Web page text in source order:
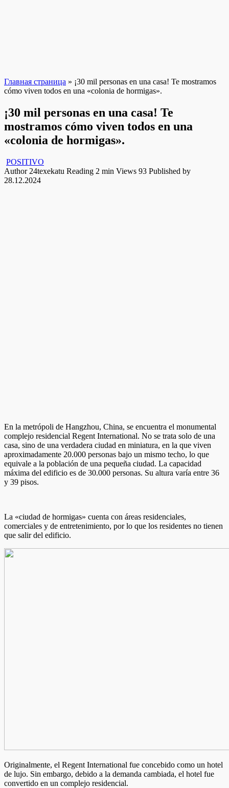
Главная страница » ¡30 mil personas en una casa! Te mostramos
cómo viven todos en una «colonia de hormigas».
¡30 mil personas en una casa! Te
mostramos cómo viven todos en una
«colonia de hormigas».
POSITIVO
Author 24texekatu Reading 2 min Views 93 Published by
28.12.2024
En la metrópoli de Hangzhou, China, se encuentra el monumental
complejo residencial Regent International. No se trata solo de una
casa, sino de una verdadera ciudad en miniatura, en la que viven
aproximadamente 20.000 personas bajo un mismo techo, lo que
equivale a la población de una pequeña ciudad. La capacidad
máxima del edificio es de 30.000 personas. Su altura varía entre 36
y 39 pisos.
La «ciudad de hormigas» cuenta con áreas residenciales,
comerciales y de entretenimiento, por lo que los residentes no tienen
que salir del edificio.
Originalmente, el Regent International fue concebido como un hotel
de lujo. Sin embargo, debido a la demanda cambiada, el hotel fue
convertido en un complejo residencial.